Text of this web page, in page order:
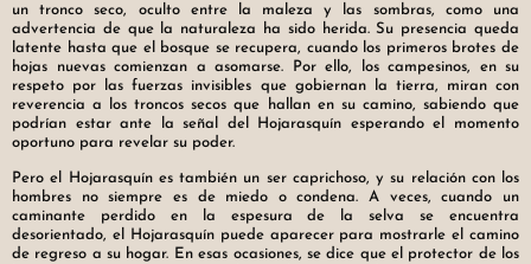
un tronco seco, oculto entre la maleza y las sombras, como una
advertencia de que la naturaleza ha sido herida. Su presencia queda
latente hasta que el bosque se recupera, cuando los primeros brotes de
hojas nuevas comienzan a asomarse. Por ello, los campesinos, en su
respeto por las fuerzas invisibles que gobiernan la tierra, miran con
reverencia a los troncos secos que hallan en su camino, sabiendo que
podrían estar ante la señal del Hojarasquín esperando el momento
oportuno para revelar su poder.
Pero el Hojarasquín es también un ser caprichoso, y su relación con los
hombres no siempre es de miedo o condena. A veces, cuando un
caminante perdido en la espesura de la selva se encuentra
desorientado, el Hojarasquín puede aparecer para mostrarle el camino
de regreso a su hogar. En esas ocasiones, se dice que el protector de los